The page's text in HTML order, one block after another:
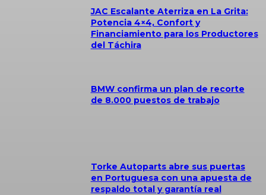
JAC Escalante Aterriza en La Grita:
Potencia 4×4, Confort y
Financiamiento para los Productores
del Táchira
BMW confirma un plan de recorte
de 8.000 puestos de trabajo
Torke Autoparts abre sus puertas
en Portuguesa con una apuesta de
respaldo total y garantía real